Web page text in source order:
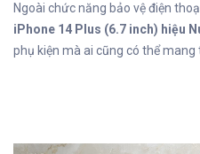
Ngoài chức năng bảo vệ điện
iPhone 14 Plus (6.7 inch) hiệu
phụ kiện mà ai cũng có thể mang